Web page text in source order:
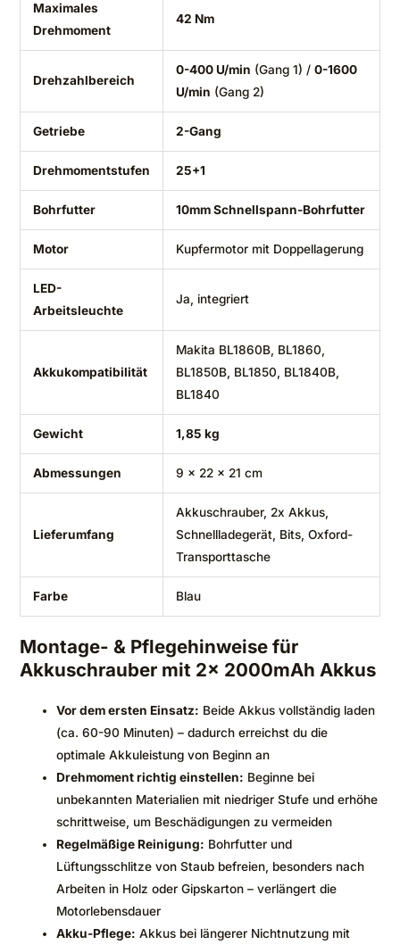
Maximales
Drehmoment
42 Nm
Drehzahlbereich
0-400 U/min (Gang 1) / 0-1600
U/min (Gang 2)
Getriebe 2-Gang
Drehmomentstufen 25+1
Bohrfutter 10mm Schnellspann-Bohrfutter
Motor Kupfermotor mit Doppellagerung
LED-
Arbeitsleuchte
Ja, integriert
Akkukompatibilität
Makita BL1860B, BL1860,
BL1850B, BL1850, BL1840B,
BL1840
Gewicht 1,85 kg
Abmessungen 9 x 22 x 21 cm
Lieferumfang
Akkuschrauber, 2x Akkus,
Schnellladegerät, Bits, Oxford-
Transporttasche
Farbe Blau
Montage- & Pflegehinweise für
Akkuschrauber mit 2x 2000mAh Akkus
Vor dem ersten Einsatz: Beide Akkus vollständig laden
(ca. 60-90 Minuten) – dadurch erreichst du die
optimale Akkuleistung von Beginn an
Drehmoment richtig einstellen: Beginne bei
unbekannten Materialien mit niedriger Stufe und erhöhe
schrittweise, um Beschädigungen zu vermeiden
Regelmäßige Reinigung: Bohrfutter und
Lüftungsschlitze von Staub befreien, besonders nach
Arbeiten in Holz oder Gipskarton – verlängert die
Motorlebensdauer
Akku-Pflege: Akkus bei längerer Nichtnutzung mit